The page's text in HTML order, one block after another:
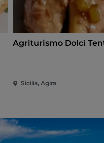
Agriturismo Dolcì
Sicilia, Agira